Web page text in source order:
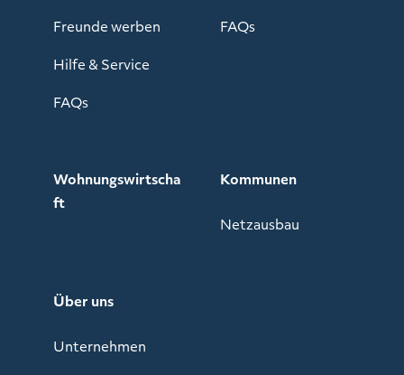
Freunde werben
Hilfe & Service
FAQs
FAQs
Wohnungswirtscha
ft
Kommunen
Netzausbau
Über uns
Unternehmen